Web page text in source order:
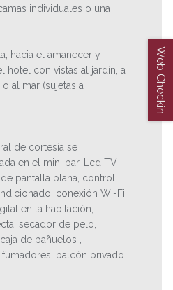
individuales o una
hacia el amanecer y
hotel con vistas al jardín, a
al mar (sujetas a
de cortesía se
en el mini bar, Lcd TV
pantalla plana, control
conexión Wi-Fi
en la habitación,
secador de pelo,
de pañuelos ,
balcón privado .
Web Checkin